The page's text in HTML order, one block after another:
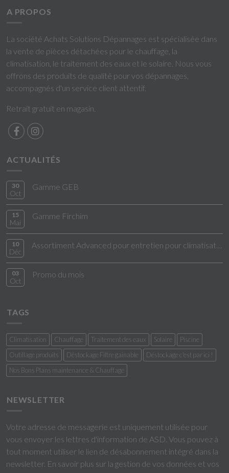
A PROPOS
La société Achats Solutions Dépannages est spécialisée dans
la vente de pièces détachées pour le chauffage, la
climatisation, le traitement des eaux et le solaire. Nous vous
offrons des produits de qualité pour vos dépannages,
accompagnés d'un service client attentif.
Retrait gratuit en magasin.
ACTUALITÉS
30
Oct
Gamme GEB
15
Mai
Gamme Firchim
10
Déc
03
Oct
Promo du mois
TAGS
Climatisation Chauffage Traitement des eaux Solaire
Piscine
Outillage produits
Déstockage Filtre gainable
Déstockage c'est par ici !
Nos Bons Plans maintenance & Chauffage
NEWSLETTER
Votre adresse de messagerie est uniquement utilisée pour
vous envoyer les lettres d'information de ASD. Vous pouvez à
tout moment utiliser le lien de désabonnement intégré dans la
newsletter. En savoir plus sur la gestion de vos données et vos